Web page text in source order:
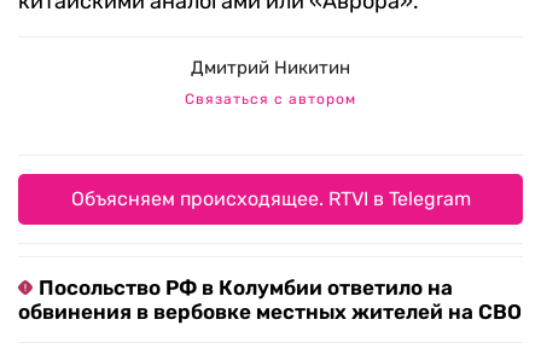
Дмитрий Никитин
Связаться с автором
Объясняем происходящее. RTVI в Telegram
Посольство РФ в Колумбии ответило на
обвинения в вербовке местных жителей на СВО